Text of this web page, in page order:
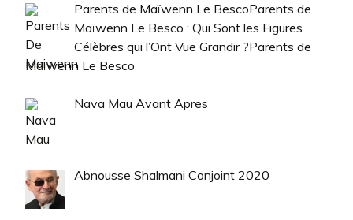
Parents de Maïwenn Le BescoParents de
Maïwenn Le Besco : Qui Sont les Figures
Célèbres qui l’Ont Vue Grandir ?Parents de
Maïwenn Le Besco
Nava Mau Avant Apres
Abnousse Shalmani Conjoint 2020